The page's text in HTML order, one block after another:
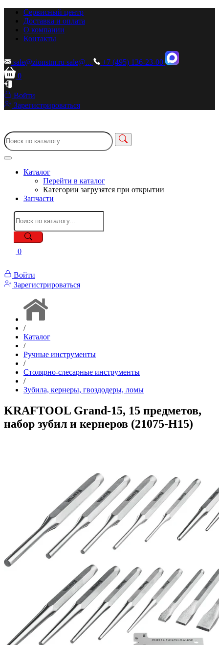
Сервисный центр
Доставка и оплата
О компании
Контакты
sale@zionstm.ru sale@...
+7 (495) 136-23-00
0
Войти
Зарегистрироваться
Каталог
Перейти в каталог
Категории загрузятся при открытии
Запчасти
0
Войти
Зарегистрироваться
/
Каталог
/
Ручные инструменты
/
Столярно-слесарные инструменты
/
Зубила, кернеры, гвоздодеры, ломы
KRAFTOOL Grand-15, 15 предметов,
набор зубил и кернеров (21075-H15)